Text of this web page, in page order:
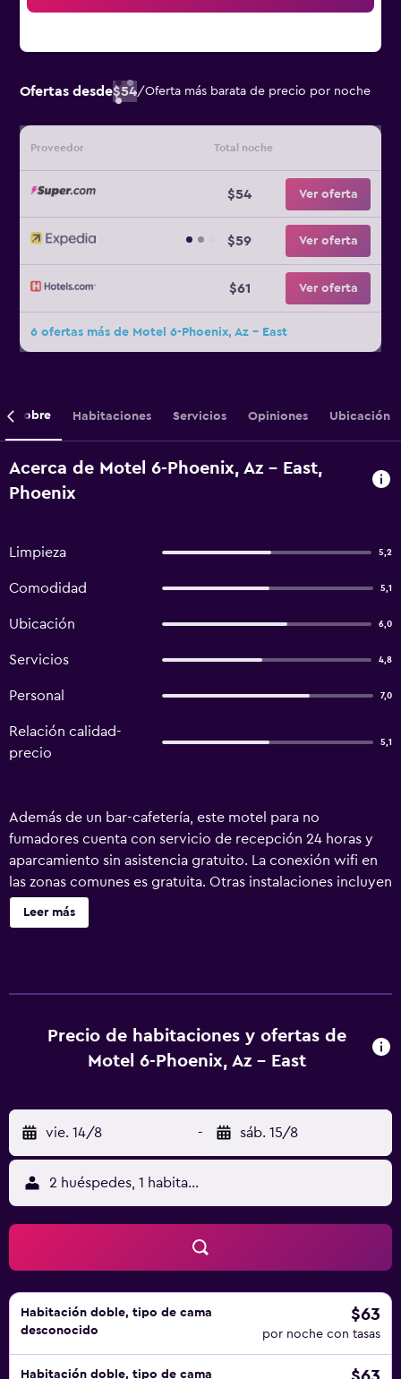
Ofertas desde$54/Oferta más barata de precio por noche
Proveedor Total noche
$54 Ver oferta
$59 Ver oferta
$61 Ver oferta
6 ofertas más de Motel 6-Phoenix, Az - East
Sobre Habitaciones Servicios Opiniones Ubicación
Acerca de Motel 6-Phoenix, Az - East,
Phoenix
Limpieza 5,2
Comodidad 5,1
Ubicación 6,0
Servicios 4,8
Personal 7,0
Relación calidad-
precio
5,1
Además de un bar-cafetería, este motel para no
fumadores cuenta con servicio de recepción 24 horas y
aparcamiento sin asistencia gratuito. La conexión wifi en
las zonas comunes es gratuita. Otras instalaciones incluyen
una máquina expendedora. Se ofrece un servicio de
limpieza a petición. Motel 6 Phoenix East ofrece 81
acceso a Internet wifi gratis. Los servicios para las
personas de negocios incluyen teléfono con llamadas
Leer más
Precio de habitaciones y ofertas de
Motel 6-Phoenix, Az - East
vie. 14/8 - sáb. 15/8
2 huéspedes, 1 habitación
Habitación doble, tipo de cama
desconocido
$63
por noche con tasas
Habitación doble, tipo de cama